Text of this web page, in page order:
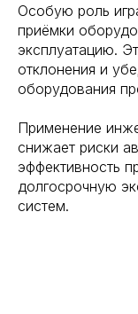
Особую роль
приёмки
эксплуатацию.
отклонения и
оборудования
Применение
снижает риски
эффективность
долгосрочную
систем.